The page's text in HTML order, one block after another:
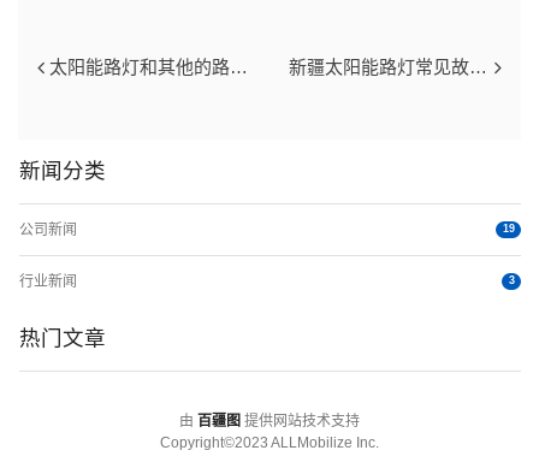
太阳能路灯和其他的路灯有什么优势吗 新疆太阳能路灯常见故障及处理方法
新闻分类
公司新闻 19
行业新闻 3
热门文章
由 百疆图 提供网站技术支持
Copyright©2023 ALLMobilize Inc.